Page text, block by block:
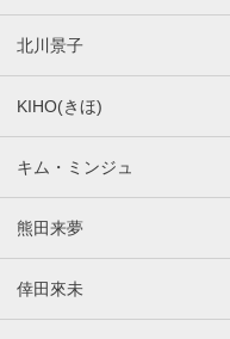
北川景子
KIHO(きほ)
キム・ミンジュ
熊田来夢
倖田來未